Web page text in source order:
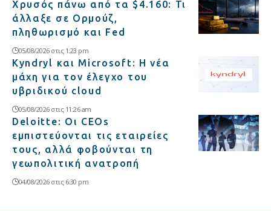
Χρυσός πάνω από τα $4.160: Τι
άλλαξε σε Ορμούζ,
πληθωρισμό και Fed
05/08/2026 στις 1:23 pm
Kyndryl και Microsoft: Η νέα
μάχη για τον έλεγχο του
υβριδικού cloud
05/08/2026 στις 11:26 am
Deloitte: Οι CEOs
εμπιστεύονται τις εταιρείες
τους, αλλά φοβούνται τη
γεωπολιτική ανατροπή
04/08/2026 στις 6:30 pm